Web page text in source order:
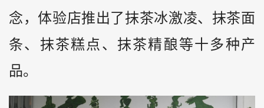
念，体验店推出了抹茶冰激凌、抹茶面
条、抹茶糕点、抹茶精酿等十多种产
品。